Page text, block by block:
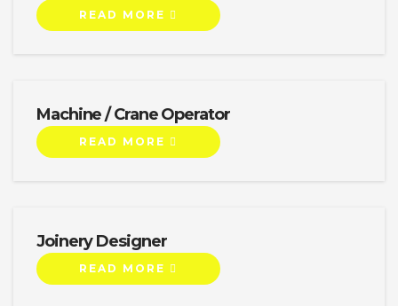
READ MORE
Machine / Crane Operator
READ MORE
Joinery Designer
READ MORE